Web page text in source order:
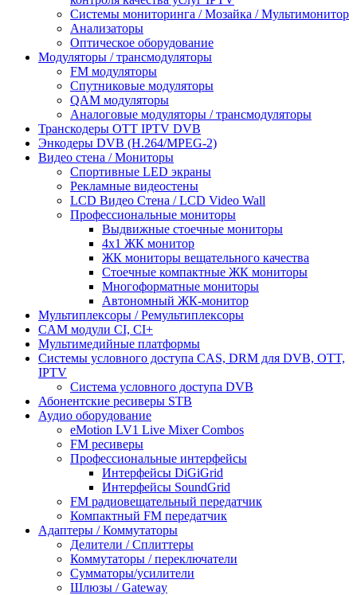
Системы мониторинга / Мозайка / Mультимонитор
Анализаторы
Оптическое оборудование
Модуляторы / трансмодуляторы
FM модуляторы
Спутниковые модуляторы
QAM модуляторы
Аналоговые модуляторы / трансмодуляторы
Транскодеры OTT IPTV DVB
Энкодеры DVB (H.264/MPEG-2)
Видео стена / Мониторы
Спортивные LED экраны
Рекламные видеостены
LCD Видео Cтена / LCD Video Wall
Профессиональные мониторы
Выдвижные стоечные мониторы
4x1 ЖК монитор
ЖК мониторы вещательного качества
Стоечные компактные ЖК мониторы
Многоформатные мониторы
Автономный ЖК-монитор
Мультиплексоры / Ремультиплексоры
CAM модули CI, CI+
Мультимедийные платформы
Системы условного доступа CAS, DRM для DVB, OTT,
IPTV
Система условного доступа DVB
Абонентские ресиверы STB
Аудио оборудование
eMotion LV1 Live Mixer Combos
FM ресиверы
Профессиональные интерфейсы
Интерфейсы DiGiGrid
Интерфейсы SoundGrid
FM радиовещательный передатчик
Компактный FM передатчик
Адаптеры / Коммутаторы
Делители / Сплиттеры
Коммутаторы / переключатели
Сумматоры/усилители
Шлюзы / Gateway